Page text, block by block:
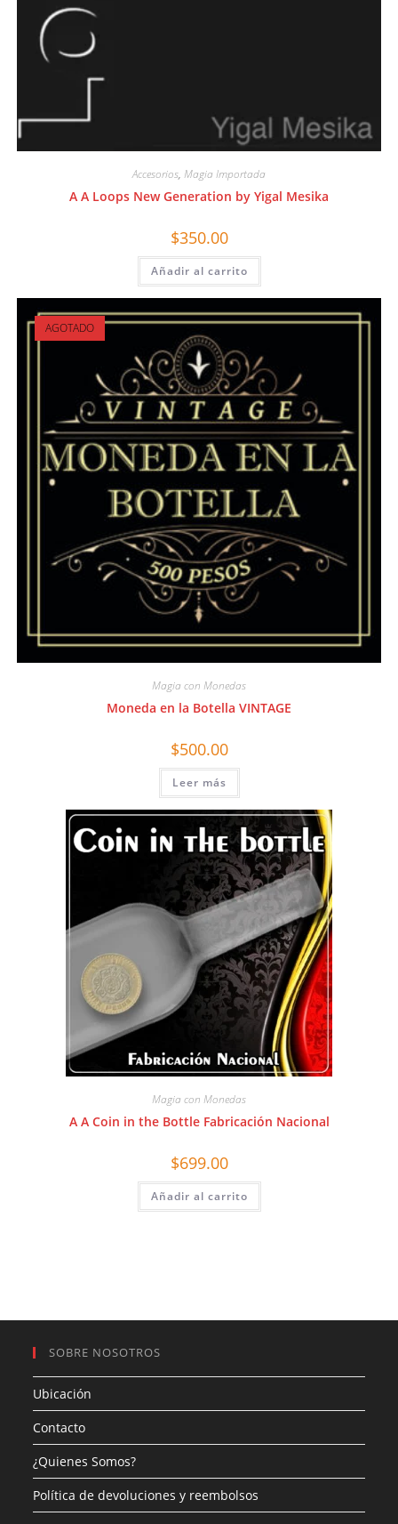
Accesorios, Magia Importada
A A Loops New Generation by Yigal Mesika
$350.00
Añadir al carrito
AGOTADO
Magia con Monedas
Moneda en la Botella VINTAGE
$500.00
Leer más
Magia con Monedas
A A Coin in the Bottle Fabricación Nacional
$699.00
Añadir al carrito
SOBRE NOSOTROS
Ubicación
Contacto
¿Quienes Somos?
Política de devoluciones y reembolsos